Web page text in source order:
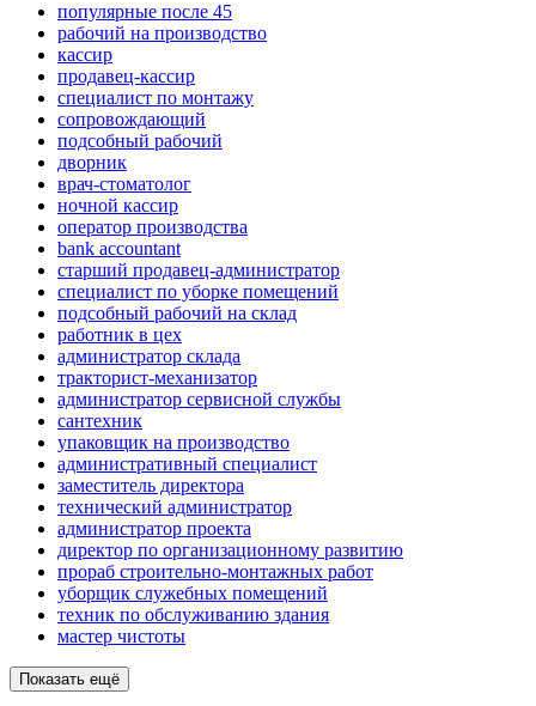
популярные после 45
рабочий на производство
кассир
продавец-кассир
специалист по монтажу
сопровождающий
подсобный рабочий
дворник
врач-стоматолог
ночной кассир
оператор производства
bank accountant
старший продавец-администратор
специалист по уборке помещений
подсобный рабочий на склад
работник в цех
администратор склада
тракторист-механизатор
администратор сервисной службы
сантехник
упаковщик на производство
административный специалист
заместитель директора
технический администратор
администратор проекта
директор по организационному развитию
прораб строительно-монтажных работ
уборщик служебных помещений
техник по обслуживанию здания
мастер чистоты
Показать ещё